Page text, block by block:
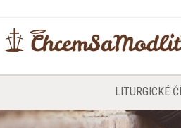
LITURGICKÉ